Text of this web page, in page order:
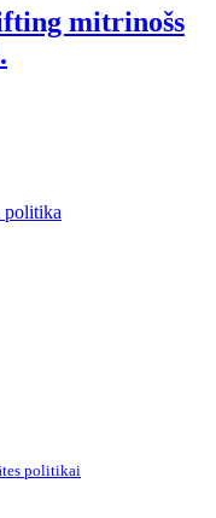
mitrinošs
politika
politikai